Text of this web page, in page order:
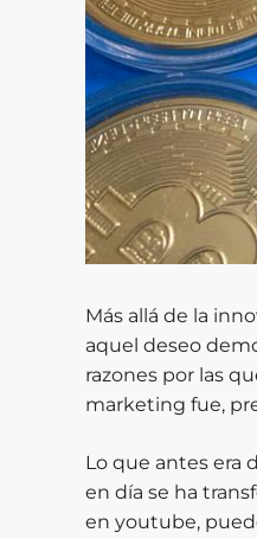
Más allá de la
aquel deseo
razones por las
marketing fue,
Lo que antes era
en día se ha
en youtube,